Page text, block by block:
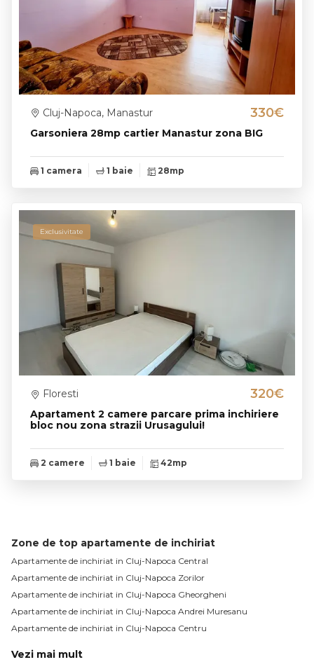
Garsoniera 28mp cartier Manastur zona BIG
Cluj-Napoca, Manastur 330€
1 camera 1 baie 28mp
Exclusivitate
Apartament 2 camere parcare prima inchiriere
bloc nou zona strazii Urusagului!
Floresti 320€
2 camere 1 baie 42mp
Zone de top apartamente de inchiriat
Apartamente de inchiriat in Cluj-Napoca Central
Apartamente de inchiriat in Cluj-Napoca Zorilor
Apartamente de inchiriat in Cluj-Napoca Gheorgheni
Apartamente de inchiriat in Cluj-Napoca Andrei Muresanu
Apartamente de inchiriat in Cluj-Napoca Centru
Vezi mai mult